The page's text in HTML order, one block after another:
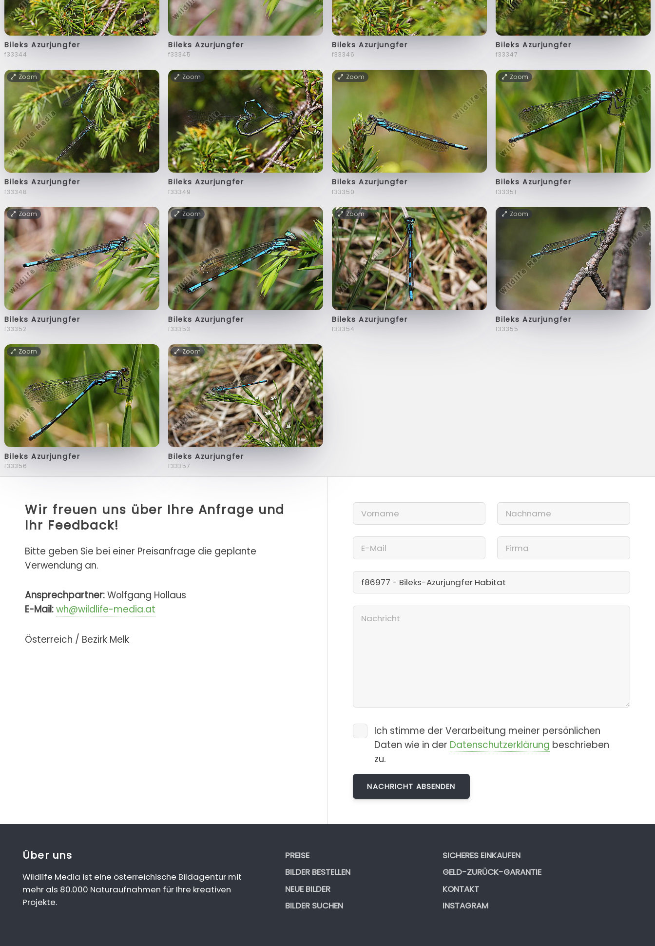
Bileks Azurjungfer
f33344
Bileks Azurjungfer
f33345
Bileks Azurjungfer
f33346
Bileks Azurjungfer
f33347
Zoom
Bileks Azurjungfer
f33348
Zoom
Bileks Azurjungfer
f33349
Zoom
Bileks Azurjungfer
f33350
Zoom
Bileks Azurjungfer
f33351
Zoom
Bileks Azurjungfer
f33352
Zoom
Bileks Azurjungfer
f33353
Zoom
Bileks Azurjungfer
f33354
Zoom
Bileks Azurjungfer
f33355
Zoom
Bileks Azurjungfer
f33356
Zoom
Bileks Azurjungfer
f33357
Wir freuen uns über Ihre Anfrage und
Ihr Feedback!
Bitte geben Sie bei einer Preisanfrage die geplante
Verwendung an.
Ansprechpartner:Wolfgang Hollaus
E-Mail:wh@wildlife-media.at
Österreich / Bezirk Melk
Ich stimme der Verarbeitung meiner persönlichen
Daten wie in der Datenschutzerklärung beschrieben
zu.
Über uns
Wildlife Media ist eine österreichische Bildagentur mit
mehr als 80.000 Naturaufnahmen für Ihre kreativen
Projekte.
PREISE
BILDER BESTELLEN
NEUE BILDER
BILDER SUCHEN
SICHERES EINKAUFEN
GELD-ZURÜCK-GARANTIE
KONTAKT
INSTAGRAM